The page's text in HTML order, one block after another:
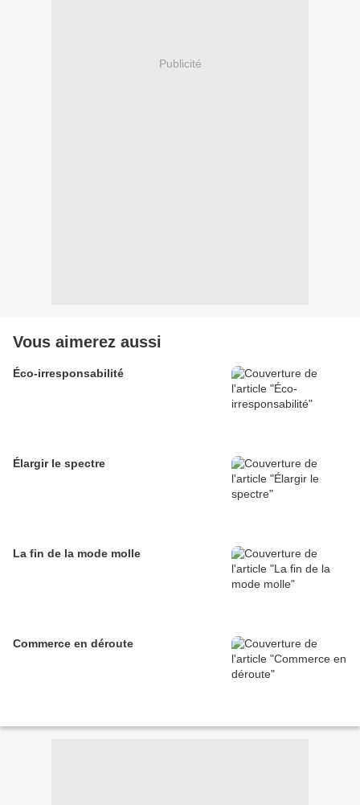
Publicité
Vous aimerez aussi
Éco-irresponsabilité
Élargir le spectre
La fin de la mode molle
Commerce en déroute